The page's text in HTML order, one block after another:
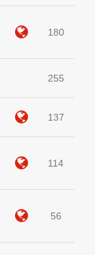
180
255
137
114
56